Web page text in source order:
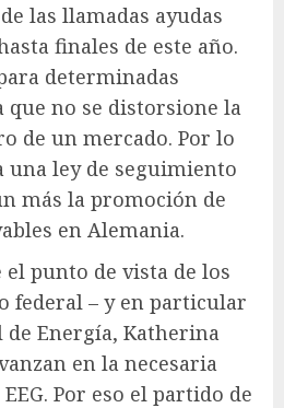
las llamadas ayudas
finales de este año.
determinadas
que no se distorsione la
de un mercado. Por lo
una ley de seguimiento
más la promoción de
en Alemania.
el punto de vista de los
federal – y en particular
Energía, Katherina
en la necesaria
Por eso el partido de